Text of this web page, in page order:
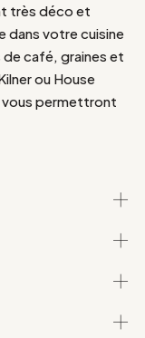
très déco et
dans votre cuisine
de café, graines et
ou House
permettront
avec des
pour un espace